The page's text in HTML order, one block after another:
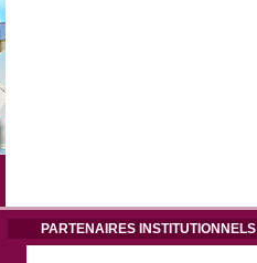
PARTENAIRES INSTITUTIONNELS